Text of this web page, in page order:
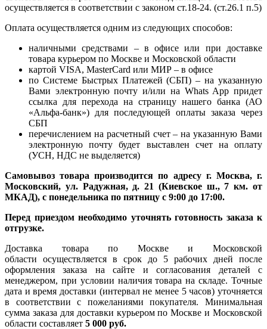
осуществляется в соответствии с законом ст.18-24. (ст.26.1 п.5)
Оплата осуществляется одним из следующих способов:
наличными средствами – в офисе или при доставке
товара курьером по Москве и Московской области
картой VISA, MasterCard или МИР – в офисе
по Системе Быстрых Платежей (СБП) – на указанную
Вами электронную почту и/или на Whats App придет
ссылка для перехода на страницу нашего банка (АО
«Альфа-банк») для последующей оплаты заказа через
СБП
перечислением на расчетный счет – на указанную Вами
электронную почту будет выставлен счет на оплату
(УСН, НДС не выделяется)
Самовывоз товара производится по адресу г. Москва, г.
Московский, ул. Радужная, д. 21 (Киевское ш., 7 км. от
МКАД), с понедельника по пятницу с 9:00 до 17:00.
Перед приездом необходимо уточнять готовность заказа к
отгрузке.
Доставка товара по Москве и Московской
области осуществляется в срок до 5 рабочих дней после
оформления заказа на сайте и согласования деталей с
менеджером, при условии наличия товара на складе. Точные
дата и время доставки (интервал не менее 5 часов) уточняется
в соответствии с пожеланиями покупателя. Минимальная
сумма заказа для доставки курьером по Москве и Московской
области составляет 5 000 руб.